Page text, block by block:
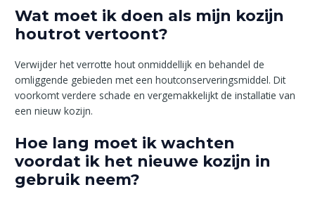
Wat moet ik doen als mijn kozijn
houtrot vertoont?
Verwijder het verrotte hout onmiddellijk en behandel de
omliggende gebieden met een houtconserveringsmiddel. Dit
voorkomt verdere schade en vergemakkelijkt de installatie van
een nieuw kozijn.
Hoe lang moet ik wachten
voordat ik het nieuwe kozijn in
gebruik neem?